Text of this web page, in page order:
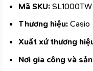
Mã SKU:SL1000TW
Thương hiệu:Casio
Xuất xứ thương
Nơi gia công và